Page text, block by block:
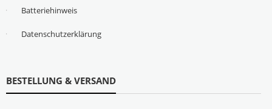
Batteriehinweis
Datenschutzerklärung
BESTELLUNG & VERSAND